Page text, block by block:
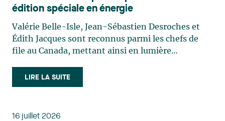
édition spéciale en énergie
Valérie Belle-Isle, Jean-Sébastien Desroches et
Édith Jacques sont reconnus parmi les chefs de
file au Canada, mettant ainsi en lumière
le domaine du droit des technologies. Valérie
Belle-Isle est associée au sein du groupe de droit
principalement sur le droit de l’environnement,
LIRE LA SUITE
16 juillet 2026